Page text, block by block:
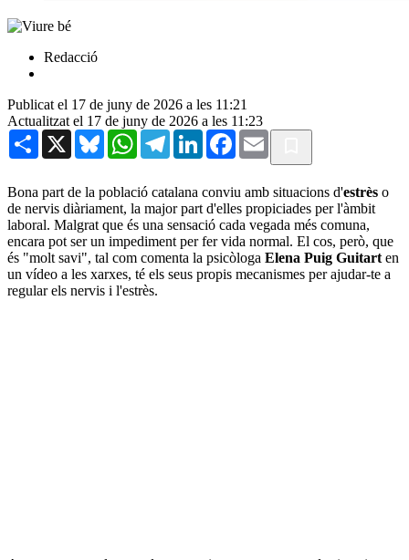
Redacció
Publicat el 17 de juny de 2026 a les 11:21
Actualitzat el 17 de juny de 2026 a les 11:23
Share X BlueskyWhatsAppTelegramLinkedInFacebook
Email
Bona part de la població catalana conviu amb situacions d'estrès o
de nervis diàriament, la major part d'elles propiciades per l'àmbit
laboral. Malgrat que és una sensació cada vegada més comuna,
encara pot ser un impediment per fer vida normal. El cos, però, que
és "molt savi", tal com comenta la psicòloga Elena Puig Guitart en
un vídeo a les xarxes, té els seus propis mecanismes per ajudar-te a
regular els nervis i l'estrès.